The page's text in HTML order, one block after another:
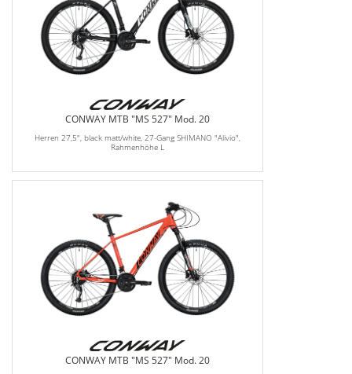
CONWAY MTB "MS 527" Mod. 20
Herren 27,5", black matt/white, 27-Gang SHIMANO "Alivio",
Rahmenhöhe L
CONWAY MTB "MS 527" Mod. 20